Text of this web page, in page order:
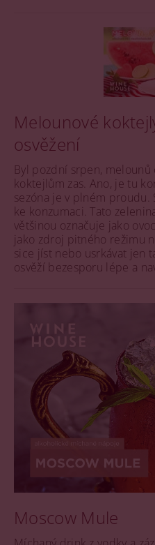
Melounové
osvěžení
Byl pozdní srpen, melounů
koktejlům zas. Ano, je tu
sezóna je v plném proudu.
ke konzumaci. Tato
většinou označuje jako
jako zdroj pitného režimu
sice jíst nebo usrkávat jen
osvěží bezesporu lépe a
Moscow Mule